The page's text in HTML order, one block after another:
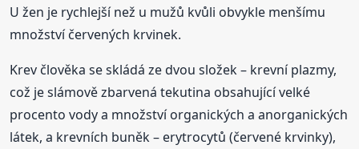
U žen je rychlejší než u mužů kvůli obvykle menšímu
množství červených krvinek.
Krev člověka se skládá ze dvou složek – krevní plazmy,
což je slámově zbarvená tekutina obsahující velké
procento vody a množství organických a anorganických
látek, a krevních buněk – erytrocytů (červené krvinky),